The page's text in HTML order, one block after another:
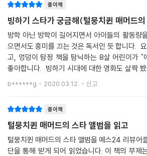
아주아주 재미있게 소개해줍니다. 과학자들이 털
연구하는지, 빙하기 동물들의 화석을 어디에서
알려줍니다. 『털뭉치퀸 매머드의 스타 앨범』은
물에 관심이 많은 어린이 독자들의 호기심을 자
다.
영국의 디자이너이자 그림책 작가인 롭 호지슨
것처럼 생동감이 넘칩니다. 또한 각 동물의 특징
게 표현했지요. 롭 호지슨의 재미있는 그림만 봐
이해가 쑥쑥 솟아날 겁니다.
종이책
빙하기 스타가 궁금해(털뭉치퀸 매머드
방학 아닌 방학이 길어지면서 아이들의 활동량
으면서도 흥미를 끄는 것은 독서인 듯 합니다.
고, 엉덩이 탐정 책을 탐닉하는 8살 어린이가 "
좋아합니다. 빙하기 시대에 대한 영화도 살짝
글을 읽지 않기에 머릿속에는 그저 다 공룡으로
기에 우리가 기
b******g 2020.03.12. 신고
종이책
털뭉치퀸 매머드의 스타 앨범을 읽고
털뭉치퀸 매머드의 스타 앨범을 예스24 리뷰어
단을 통해 받게 되어 읽었습니다. 이 책의 부제